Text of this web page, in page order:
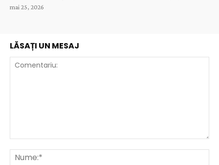
mai 25, 2026
LĂSAȚI UN MESAJ